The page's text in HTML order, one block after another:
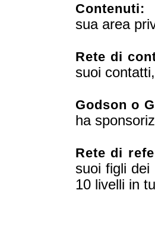
Contenuti:
sua area
Rete di
suoi
Godson o
ha
Rete di
suoi figli
10 livelli in